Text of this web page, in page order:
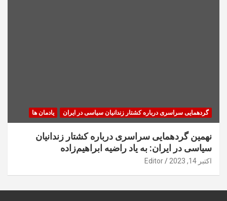
گردهمایی سراسری درباره کشتار زندانیان سیاسی در ایران یادمان ها
نهمین گردهمایی سراسری درباره کشتار زندانیان
سیاسی در ایران: به یاد راضیه ابراهیم‌زاده
اکتبر 14, 2023 Editor